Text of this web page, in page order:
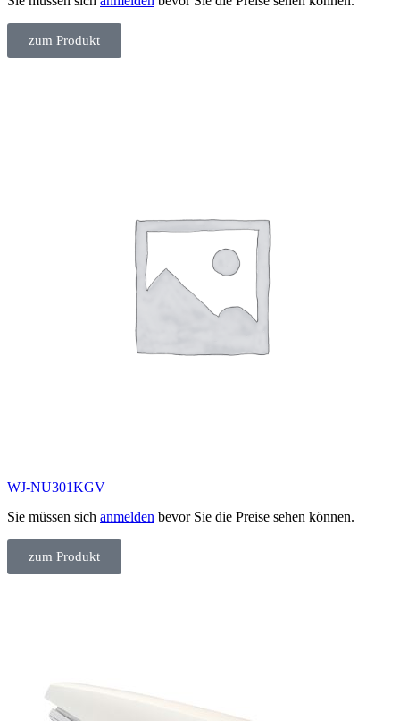
zum Produkt
WJ-NU301KGV
Sie müssen sich anmelden bevor Sie die Preise sehen können.
zum Produkt